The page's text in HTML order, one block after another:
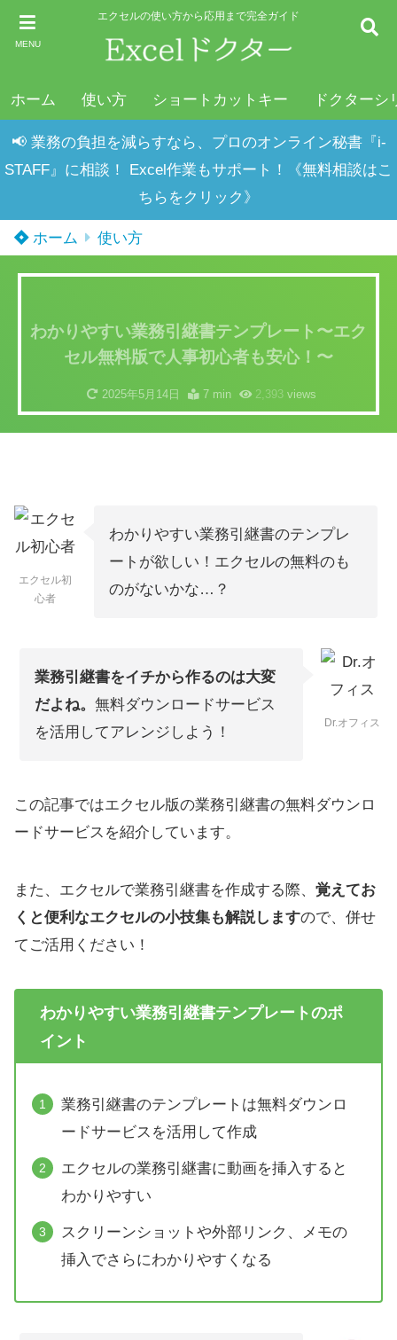
MENU
エクセルの使い方から応用まで完全ガイド
ホーム 使い方 ショートカットキー ドクターシ
📢 業務の負担を減らすなら、プロのオンライン秘書『i-
STAFF』に相談！ Excel作業もサポート！《無料相談はこ
ちらをクリック》
ホーム 使い方
わかりやすい業務引継書テンプレート〜エク
セル無料版で人事初心者も安心！〜
2025年5月14日 7 min 2,393views
エクセル初
心者
わかりやすい業務引継書のテンプレ
ートが欲しい！エクセルの無料のも
のがないかな…？
業務引継書をイチから作るのは大変
だよね。 無料ダウンロードサービス
を活用してアレンジしよう！
Dr.オフィス
この記事ではエクセル版の業務引継書の無料ダウンロ
ードサービスを紹介しています。
また、エクセルで業務引継書を作成する際、 覚えてお
くと便利なエクセルの小技集も解説しますので、併せ
てご活用ください！
わかりやすい業務引継書テンプレートのポ
イント
業務引継書のテンプレートは無料ダウンロ
ードサービスを活用して作成
エクセルの業務引継書に動画を挿入すると
わかりやすい
スクリーンショットや外部リンク、メモの
挿入でさらにわかりやすくなる